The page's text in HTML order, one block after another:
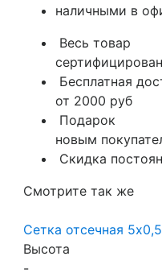
наличными в
Весь товар
сертифицирован
Бесплатная
от 2000 руб
Подарок
новым
Скидка
Смотрите так же
Сетка отсечная 5х0,5
Высота
-